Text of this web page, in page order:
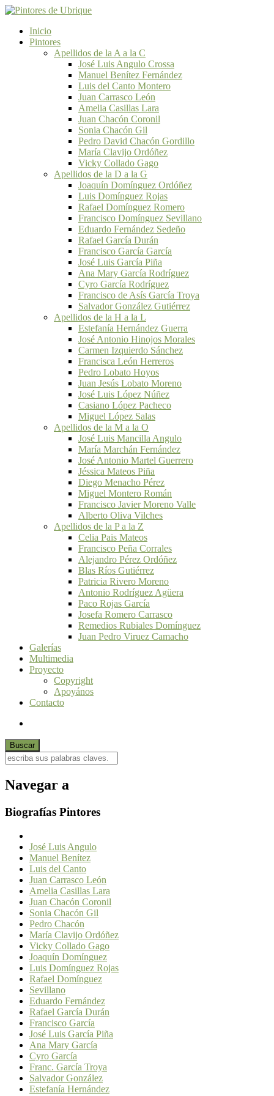
Inicio
Pintores
Apellidos de la A a la C
José Luis Angulo Crossa
Manuel Benítez Fernández
Luis del Canto Montero
Juan Carrasco León
Amelia Casillas Lara
Juan Chacón Coronil
Sonia Chacón Gil
Pedro David Chacón Gordillo
María Clavijo Ordóñez
Vicky Collado Gago
Apellidos de la D a la G
Joaquín Domínguez Ordóñez
Luis Domínguez Rojas
Rafael Domínguez Romero
Francisco Domínguez Sevillano
Eduardo Fernández Sedeño
Rafael García Durán
Francisco García García
José Luis García Piña
Ana Mary García Rodríguez
Cyro García Rodríguez
Francisco de Asís García Troya
Salvador González Gutiérrez
Apellidos de la H a la L
Estefanía Hernández Guerra
José Antonio Hinojos Morales
Carmen Izquierdo Sánchez
Francisca León Herreros
Pedro Lobato Hoyos
Juan Jesús Lobato Moreno
José Luis López Núñez
Casiano López Pacheco
Miguel López Salas
Apellidos de la M a la O
José Luis Mancilla Angulo
María Marchán Fernández
José Antonio Martel Guerrero
Jéssica Mateos Piña
Diego Menacho Pérez
Miguel Montero Román
Francisco Javier Moreno Valle
Alberto Oliva Vilches
Apellidos de la P a la Z
Celia Pais Mateos
Francisco Peña Corrales
Alejandro Pérez Ordóñez
Blas Ríos Gutiérrez
Patricia Rivero Moreno
Antonio Rodríguez Agüera
Paco Rojas García
Josefa Romero Carrasco
Remedios Rubiales Domínguez
Juan Pedro Viruez Camacho
Galerías
Multimedia
Proyecto
Copyright
Apoyános
Contacto
Navegar a
Biografías Pintores
José Luis Angulo
Manuel Benítez
Luis del Canto
Juan Carrasco León
Amelia Casillas Lara
Juan Chacón Coronil
Sonia Chacón Gil
Pedro Chacón
María Clavijo Ordóñez
Vicky Collado Gago
Joaquín Domínguez
Luis Domínguez Rojas
Rafael Domínguez
Sevillano
Eduardo Fernández
Rafael García Durán
Francisco García
José Luis García Piña
Ana Mary García
Cyro García
Franc. García Troya
Salvador González
Estefanía Hernández